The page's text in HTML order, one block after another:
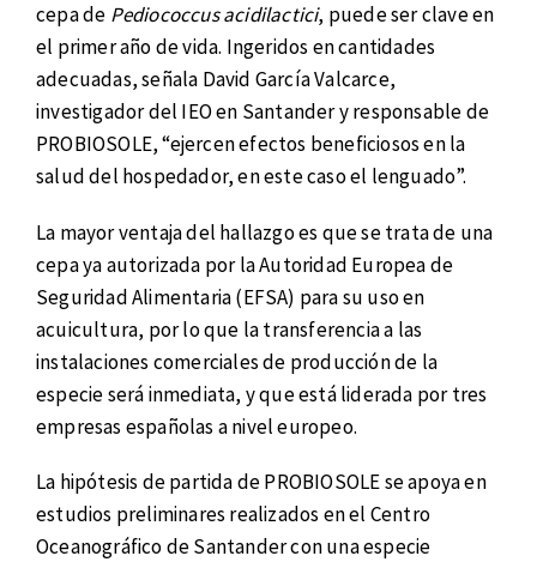
cepa de Pediococcus acidilactici, puede ser clave en
el primer año de vida. Ingeridos en cantidades
adecuadas, señala David García Valcarce,
investigador del IEO en Santander y responsable de
PROBIOSOLE, “ejercen efectos beneficiosos en la
salud del hospedador, en este caso el lenguado”.
La mayor ventaja del hallazgo es que se trata de una
cepa ya autorizada por la Autoridad Europea de
Seguridad Alimentaria (EFSA) para su uso en
acuicultura, por lo que la transferencia a las
instalaciones comerciales de producción de la
especie será inmediata, y que está liderada por tres
empresas españolas a nivel europeo.
La hipótesis de partida de PROBIOSOLE se apoya en
estudios preliminares realizados en el Centro
Oceanográfico de Santander con una especie